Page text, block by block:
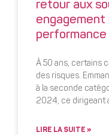
retour aux
performance
À 50 ans, certains
des risques.
à la seconde
2024, ce dirigeant
LIRE LA SUITE »